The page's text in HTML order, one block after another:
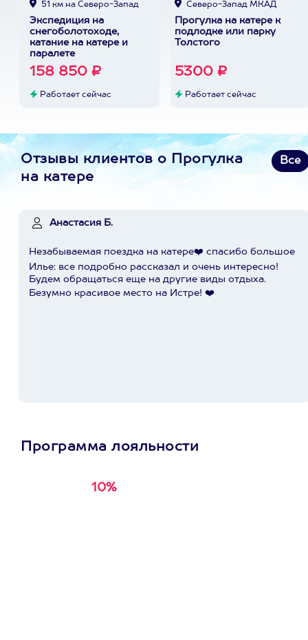
51 км на Северо-Запад
Экспедиция на
снегоболотоходе,
катание на катере и
паралете
158 850 ₽
Работает сейчас
Северо-Запад МКАД
Прогулка на катере к
подлодке или парку
Толстого
5300 ₽
Работает сейчас
Отзывы клиентов о Прогулка
на катере
Все
Анастасия Б.
Незабываемая поездка на катере❤️ спасибо большое
Илье: все подробно рассказал и очень интересно!
Будем обращаться еще на другие виды отдыха.
Безумно красивое место на Истре! ❤️
Программа лояльности
10%